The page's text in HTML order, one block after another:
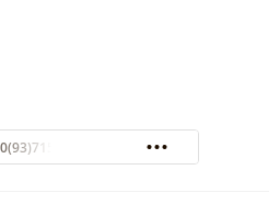
96-26